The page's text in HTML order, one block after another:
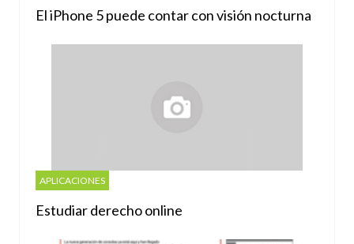
El iPhone 5 puede contar con visión nocturna
APLICACIONES
Estudiar derecho online